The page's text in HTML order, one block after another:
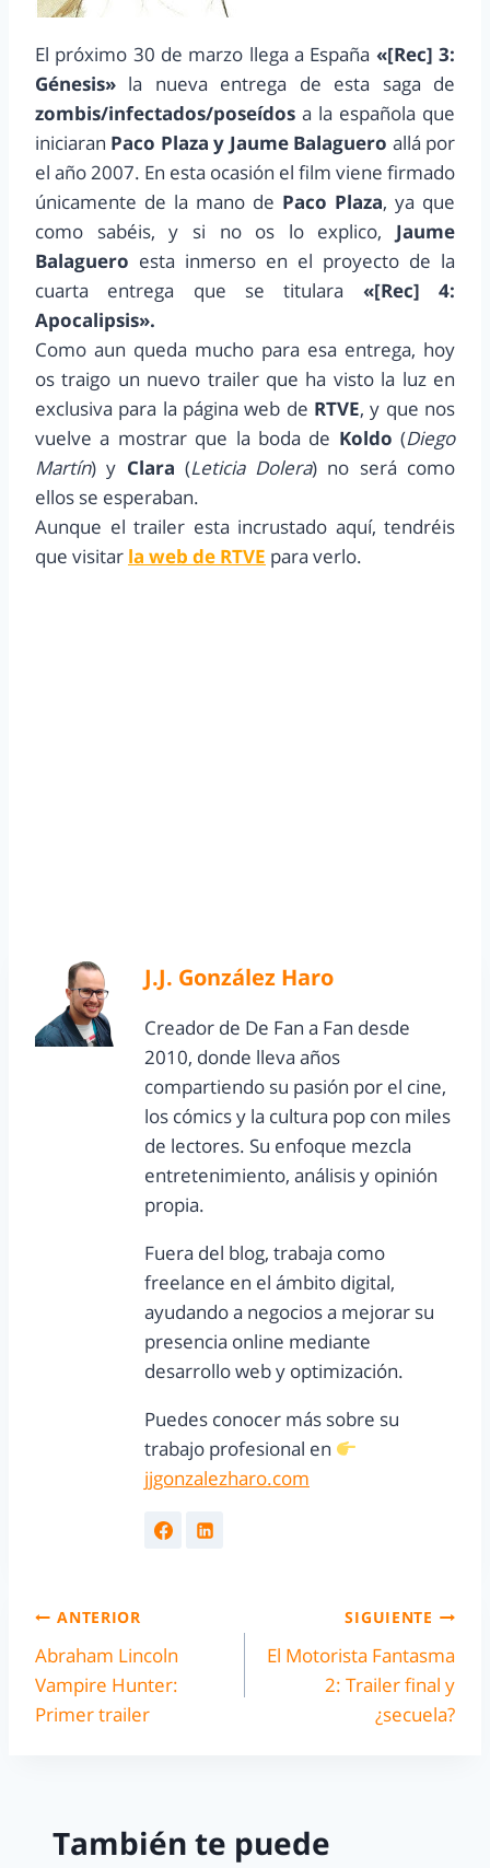
El próximo 30 de marzo llega a España «[Rec] 3:
Génesis» la nueva entrega de esta saga de
zombis/infectados/poseídos a la española que
iniciaran Paco Plaza y Jaume Balaguero allá por
el año 2007. En esta ocasión el film viene firmado
únicamente de la mano de Paco Plaza, ya que
como sabéis, y si no os lo explico, Jaume
Balaguero esta inmerso en el proyecto de la
cuarta entrega que se titulara «[Rec] 4:
Apocalipsis».
Como aun queda mucho para esa entrega, hoy
os traigo un nuevo trailer que ha visto la luz en
exclusiva para la página web de RTVE, y que nos
vuelve a mostrar que la boda de Koldo (Diego
Martín) y Clara (Leticia Dolera) no será como
ellos se esperaban.
Aunque el trailer esta incrustado aquí, tendréis
que visitar la web de RTVE para verlo.
J.J. González Haro
Creador de De Fan a Fan desde
2010, donde lleva años
compartiendo su pasión por el cine,
los cómics y la cultura pop con miles
de lectores. Su enfoque mezcla
entretenimiento, análisis y opinión
propia.
Fuera del blog, trabaja como
freelance en el ámbito digital,
ayudando a negocios a mejorar su
presencia online mediante
desarrollo web y optimización.
Puedes conocer más sobre su
trabajo profesional en
jjgonzalezharo.com
ANTERIOR
Abraham Lincoln
Vampire Hunter:
Primer trailer
SIGUIENTE
El Motorista Fantasma
2: Trailer final y
¿secuela?
También te puede